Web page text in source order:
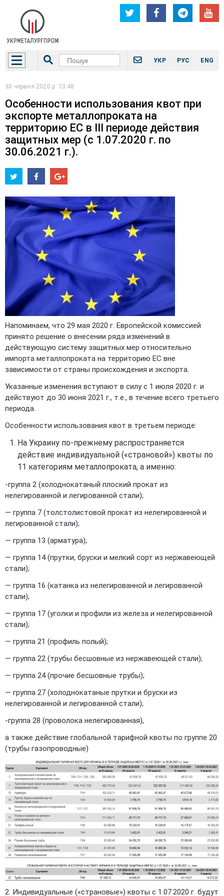
УКР РУС ENG
30 червня 2020 р. 13:48
Особенности использования квот при
экспорте металлопроката на
территорию ЕС в III периоде действия
защитных мер (с 1.07.2020 г. по
30.06.2021 г.).
Напоминаем, что 29 мая 2020 г. Европейской комиссией
принято решение о внесении ряда изменений в
действующую систему защитных мер относительно
импорта металлопроката на территорию ЕС вне
зависимости от страны происхождения и экспорта.
Указанные изменения вступают в силу с 1 июля 2020 г. и
действуют до 30 июня 2021 г., т.е., в течение всего третьего
периода.
Особенности использования квот в третьем периоде:
На Украину по-прежнему распространяется
действие индивидуальной («страновой») квоты по
11 категориям металлопроката, а именно:
-группа 2 (холоднокатаный плоский прокат из
нелегированной и легированной стали);
— группа 7 (толстолистовой прокат из нелегированной и
легированной стали);
— группа 13 (арматура);
— группа 14 (прутки, бруски и мелкий сорт из нержавеющей
стали);
— группа 16 (катанка из нелегированной и легированной
стали);
— группа 17 (уголки и профили из железа и нелегированной
стали);
— группа 21 (профиль полый);
— группа 22 (трубы бесшовные из нержавеющей стали);
— группа 24 (прочие бесшовные трубы);
— группа 27 (холоднокатаные прутки и бруски из
нелегированной и легированной стали);
-группа 28 (проволока нелегированная),
а также действие глобальной тарифной квоты по группе 20
(трубы газопроводные)
2. Индивидуальные («страновые») квоты с 1.07.2020 г. будут